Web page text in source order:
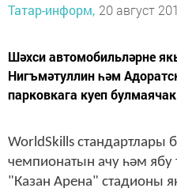
Татар-информ, 20 август
Шәхси автомобильләрне
Нигъмәтуллин һәм
парковкага куеп
WorldSkills стандартлары
чемпионатын ачу һәм ябу
"Казан Арена" стадионы